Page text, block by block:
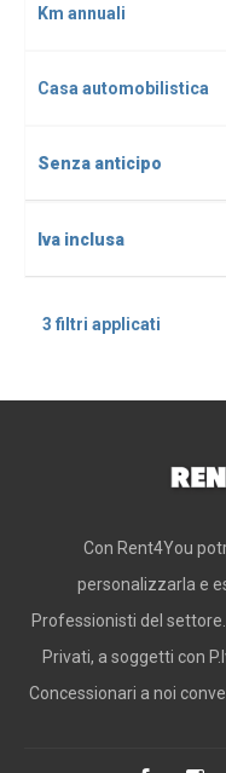
Km annuali
Casa automobilistica
Senza anticipo
Iva inclusa
3 filtri applicati
Con Rent4You
personalizzarla e
Professionisti del
Privati, a soggetti con
Concessionari a noi